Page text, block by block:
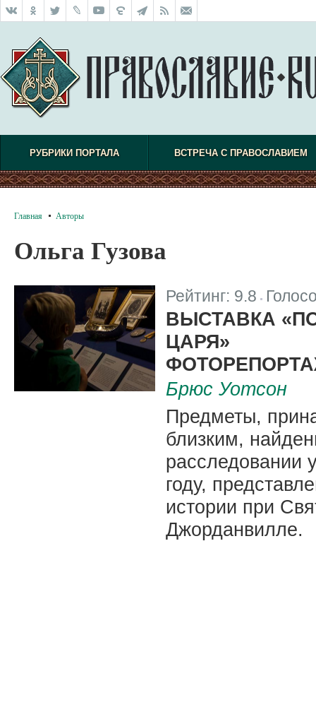
РУБРИКИ ПОРТАЛА ВСТРЕЧА С ПРАВОСЛАВИЕМ
Главная Авторы
Ольга Гузова
Рейтинг: 9.8
ВЫСТАВКА
ЦАРЯ»
Брюс Уотсон
Предметы,
близким,
расследовании
году,
истории при
Джорданвилле.